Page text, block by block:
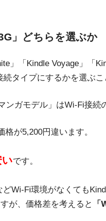
」どちらを選ぶか
」「Kindle Voyage」「
タイプにするかを選ぶこ
ンガモデル」はWi-Fi接続
格が5,200円違います。
いです。
Wi-Fi環境がなくても
が、価格差を考えると